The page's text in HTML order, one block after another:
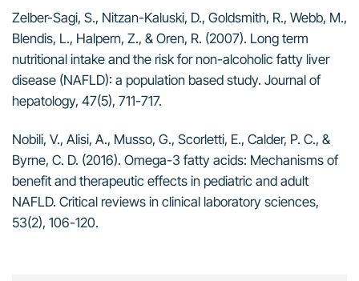
Zelber-Sagi, S., Nitzan-Kaluski, D., Goldsmith, R., Webb, M.,
Blendis, L., Halpern, Z., & Oren, R. (2007). Long term
nutritional intake and the risk for non-alcoholic fatty liver
disease (NAFLD): a population based study. Journal of
hepatology, 47(5), 711-717.
Nobili, V., Alisi, A., Musso, G., Scorletti, E., Calder, P. C., &
Byrne, C. D. (2016). Omega-3 fatty acids: Mechanisms of
benefit and therapeutic effects in pediatric and adult
NAFLD. Critical reviews in clinical laboratory sciences,
53(2), 106-120.